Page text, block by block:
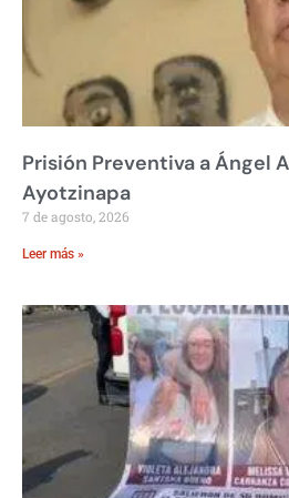
Prisión Preventiva a Ángel
Ayotzinapa
7 de agosto, 2026
Leer más »